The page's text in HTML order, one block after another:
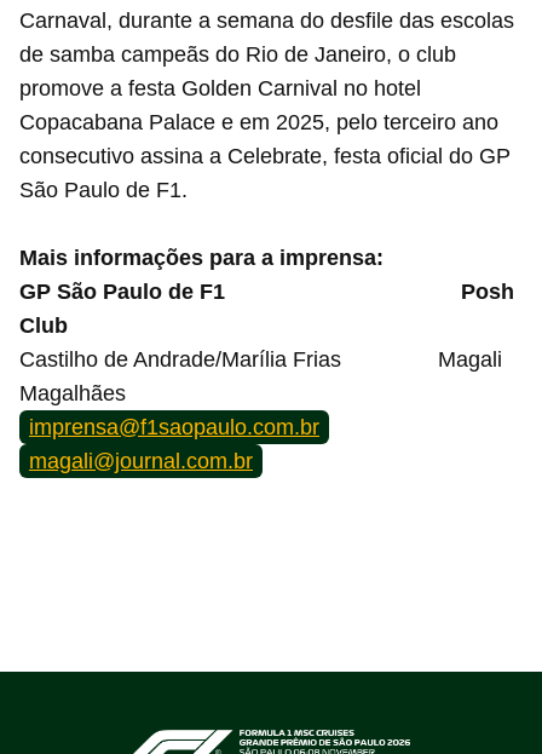
Carnaval, durante a semana do desfile das escolas
de samba campeãs do Rio de Janeiro, o club
promove a festa Golden Carnival no hotel
Copacabana Palace e em 2025, pelo terceiro ano
consecutivo assina a Celebrate, festa oficial do GP
São Paulo de F1.
Mais informações para a imprensa:
GP São Paulo de F1 Posh
Club
Castilho de Andrade/Marília Frias Magali
Magalhães
imprensa@f1saopaulo.com.br
magali@journal.com.br